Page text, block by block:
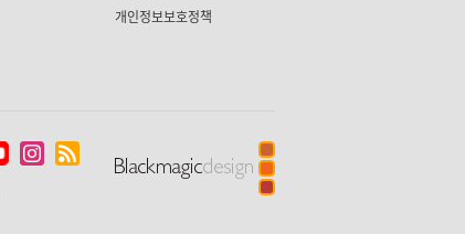
개인정보보호정책